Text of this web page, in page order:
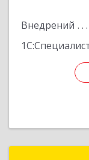
Внедрений